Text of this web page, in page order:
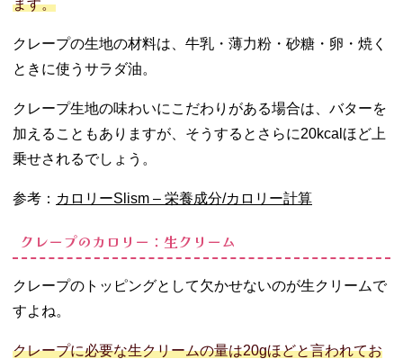
08. クレープは高
ーツ！選び方や
作り方を工夫し
えよう
ます。
クレープの生地の材料は、牛乳・薄力粉・砂糖・卵・焼く
ときに使うサラダ油。
クレープ生地の味わいにこだわりがある場合は、バターを
加えることもありますが、そうするとさらに20kcalほど上
乗せされるでしょう。
参考： カロリーSlism – 栄養成分/カロリー計算
クレープのカロリー：生クリーム
クレープのトッピングとして欠かせないのが生クリームで
すよね。
クレープに必要な生クリームの量は20gほどと言われてお